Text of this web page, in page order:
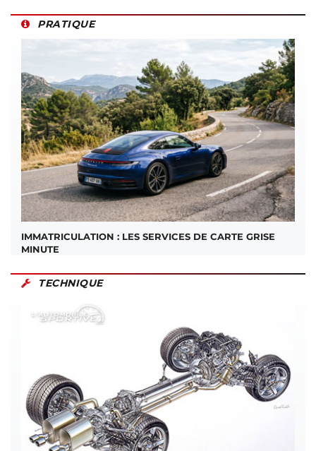
PRATIQUE
IMMATRICULATION : LES SERVICES DE CARTE GRISE
MINUTE
TECHNIQUE